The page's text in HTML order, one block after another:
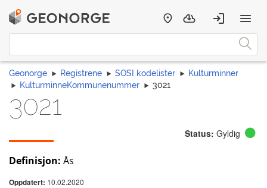
Geonorge Registrene SOSI kodelister
Kulturminner
KulturminneKommunenummer
3021
3021
Status: Gyldig
Definisjon: Ås
Oppdatert: 10.02.2020